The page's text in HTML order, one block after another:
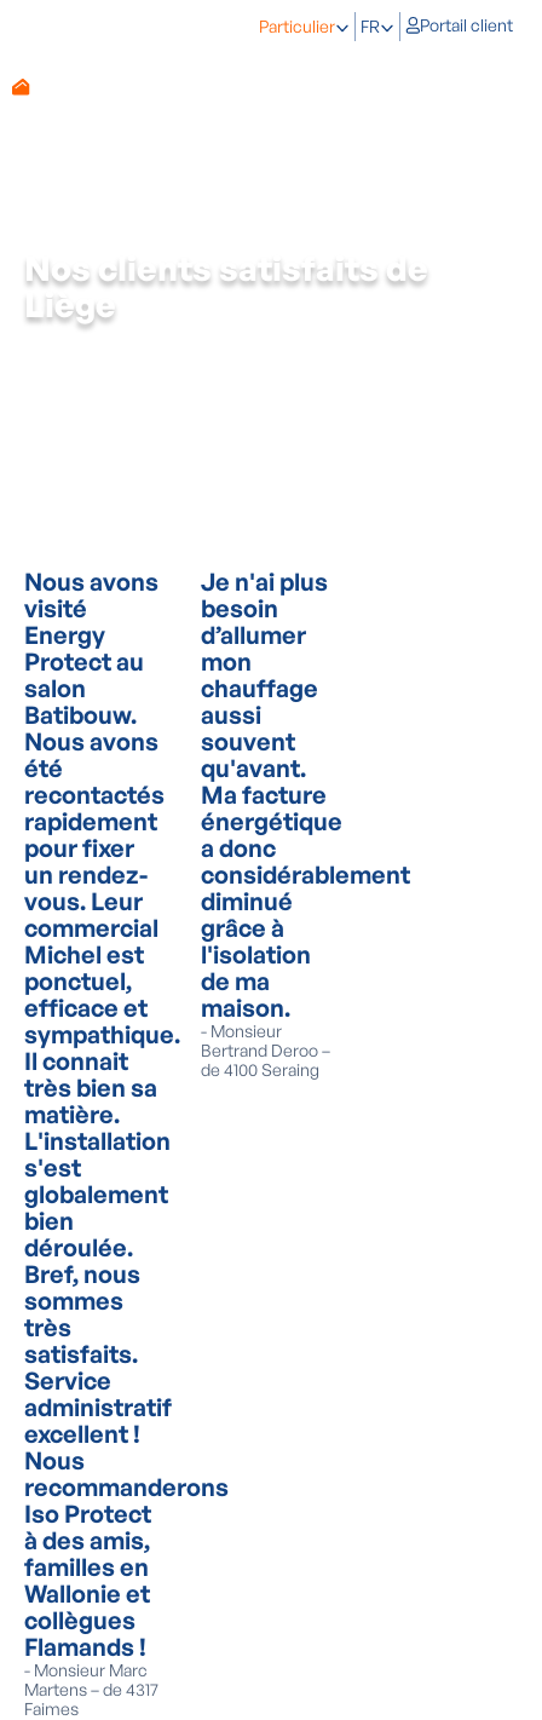
Particulier FR Portail client
Nos clients satisfaits de
Liège
Nous avons
visité
Energy
Protect au
salon
Batibouw.
Nous avons
été
recontactés
rapidement
pour fixer
un rendez-
vous. Leur
commercial
Michel est
ponctuel,
efficace et
sympathique.
Il connait
très bien sa
matière.
L'installation
s'est
globalement
bien
déroulée.
Bref, nous
sommes
très
satisfaits.
Service
administratif
excellent !
Nous
recommanderons
Iso Protect
à des amis,
familles en
Wallonie et
collègues
Flamands !
- Monsieur Marc
Martens – de 4317
Faimes
Je n'ai plus
besoin
d’allumer
mon
chauffage
aussi
souvent
qu'avant.
Ma facture
énergétique
a donc
considérablement
diminué
grâce à
l'isolation
de ma
maison.
- Monsieur
Bertrand Deroo –
de 4100 Seraing